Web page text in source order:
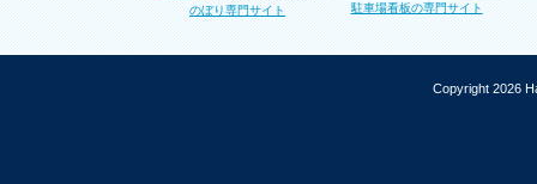
のぼり専門サイト 駐車場看板の専門サイト
Copyright 2026